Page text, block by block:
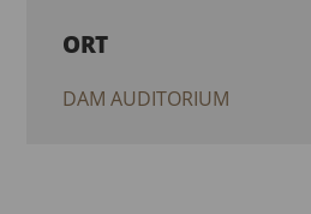
ORT
DAM AUDITORIUM